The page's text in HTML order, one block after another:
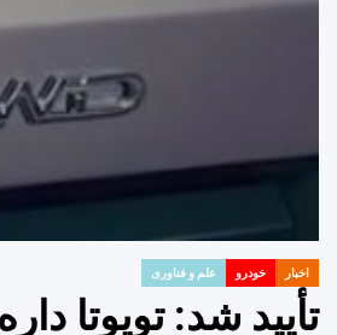
POSTED
اخبار خودرو علم و فناوری
تأیید شد: تویوتا